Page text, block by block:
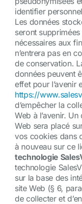
identifier
Les données
seront supprimées
nécessaires aux
n’entrera pas en
de conservation.
données peuvent
effet pour l’avenir
https://
d’empêcher la
Web à l’avenir.
Web sera placé
vos cookies dans
à nouveau sur ce
technologie
technologie
sur la base des
site Web (§ 6,
de collecter et